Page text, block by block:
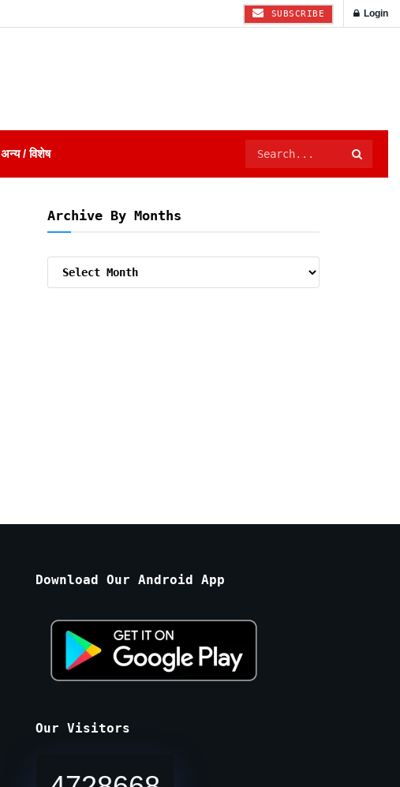
SUBSCRIBE Login
अन्य / विशेष
Archive By Months
Download Our Android App
Our Visitors